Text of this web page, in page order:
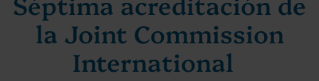
la Joint Commission
International